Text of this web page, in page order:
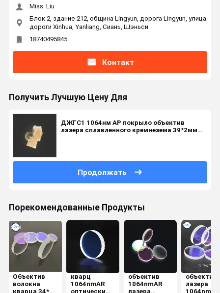
Miss. Liu
Блок 2, здание 212, община Lingyun, дорога Lingyun, улица
дороги Xinhua, Yanliang, Сиань, Шэньси
18740495845
Контакт
Получить Лучшую Цену Для
ДЖГС1 1064нм АР покрыло объектив
лазера сплавленного кремнезема 39*2мм
Продолжать
Порекомендованные Продукты
Объектив
волокна
кварца 34*5
кварц
1064nmAR
оптически
объектив
1064nmAR
лазера
объектив
лазера
1064nmAR